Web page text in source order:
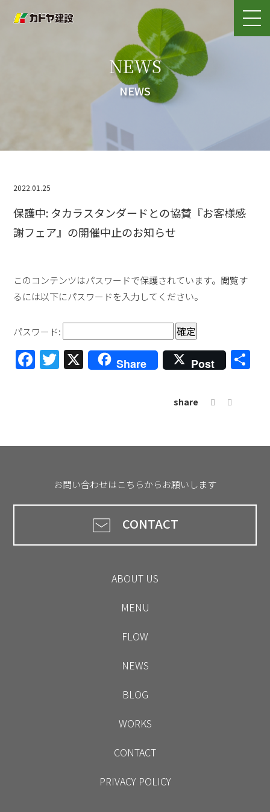
NEWS
NEWS
2022.01.25
保護中: タカラスタンダードとの協賛『お客様感
謝フェア』の開催中止のお知らせ
このコンテンツはパスワードで保護されています。閲覧す
るには以下にパスワードを入力してください。
パスワード:
Facebook
Twitter
X Share Post
share
お問い合わせはこちらからお願いします
CONTACT
ABOUT US
MENU
FLOW
NEWS
BLOG
WORKS
CONTACT
PRIVACY POLICY